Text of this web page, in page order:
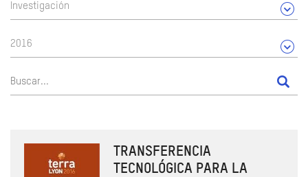
Investigación
2016
TRANSFERENCIA
TECNOLÓGICA PARA LA